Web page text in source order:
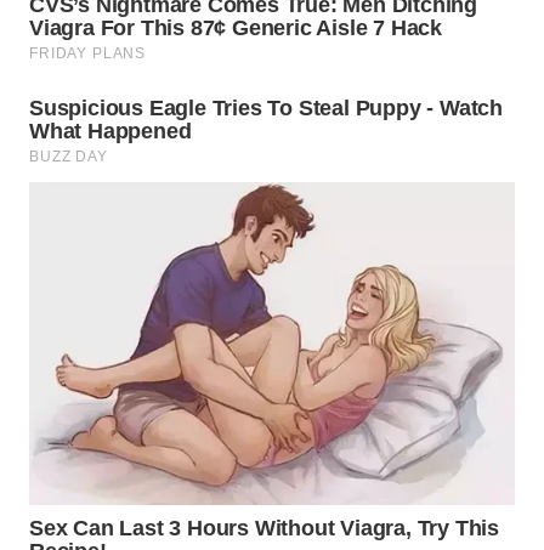
WN
LABUHANBATU
WN
TAPANULI
TENGAH
TINGGI
WN
PAKPAK
WN
KARAWANG